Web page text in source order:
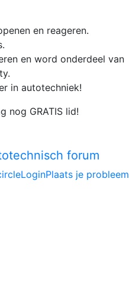
en reageren.
en word onderdeel van
in autotechniek!
nog GRATIS lid!
Plaats je probleem
Login